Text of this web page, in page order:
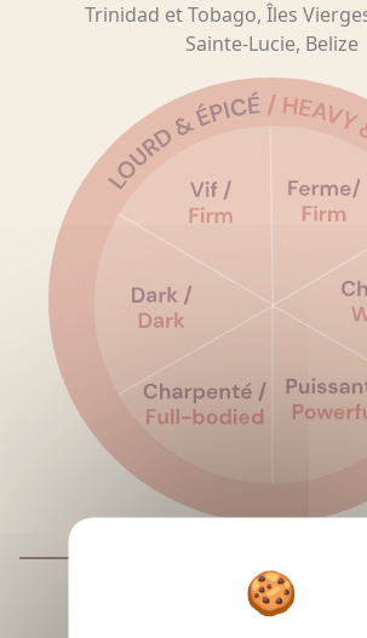
Trinidad et Tobago, Îles
Sainte-Lucie, Belize